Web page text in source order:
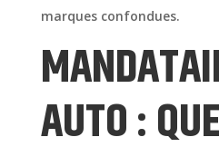
marques confondues.
AUTO :